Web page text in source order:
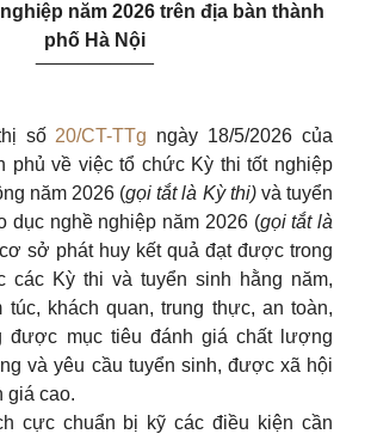
năm 2026 trên địa bàn thành
phố Hà Nội
___________
số 20/CT-TTg ngày 18/5/2026 của
phủ về việc tổ chức Kỳ thi tốt nghiệp
năm 2026 (gọi tắt là Kỳ thi)và tuyển
dục nghề nghiệp năm 2026 (gọi tắt là
sở phát huy kết quả đạt được trong
các Kỳ thi và tuyển sinh hằng năm,
túc, khách quan, trung thực, an toàn,
được mục tiêu đánh giá chất lượng
và yêu cầu tuyển sinh, được xã hội
giá cao.
cực chuẩn bị kỹ các điều kiện cần